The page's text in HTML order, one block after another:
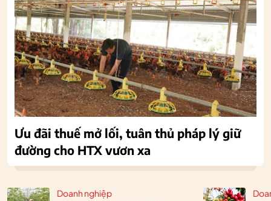
Doanh nghiệp
Ưu đãi thuế mở lối, tuân thủ pháp lý giữ
đường cho HTX vươn xa